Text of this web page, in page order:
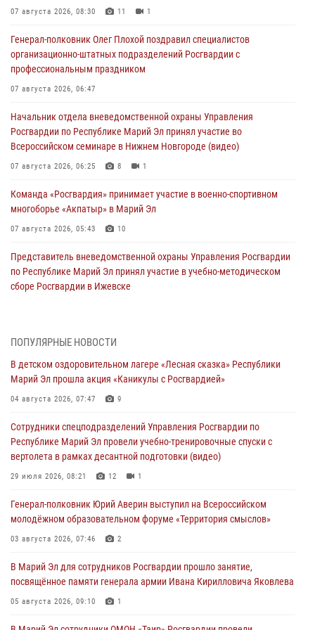
07 августа 2026, 08:30 11 1
Генерал-полковник Олег Плохой поздравил специалистов
организационно-штатных подразделений Росгвардии с
профессиональным праздником
07 августа 2026, 06:47
Начальник отдела вневедомственной охраны Управления
Росгвардии по Республике Марий Эл принял участие во
Всероссийском семинаре в Нижнем Новгороде (видео)
07 августа 2026, 06:25 8 1
Команда «Росгвардия» принимает участие в военно-спортивном
многоборье «Акпатыр» в Марий Эл
07 августа 2026, 05:43 10
Представитель вневедомственной охраны Управления Росгвардии
по Республике Марий Эл принял участие в учебно-методическом
сборе Росгвардии в Ижевске
провели более 90 проверок мест хранения гражданского оружия
06 августа 2026, 08:00
В Марий Эл сотрудники вневедомственной охраны Росгвардии за
05 августа 2026, 09:44
В Марий Эл для сотрудников Росгвардии прошло занятие,
посвящённое памяти генерала армии Ивана Кирилловича Яковлева
В детском оздоровительном лагере «Лесная сказка» Республики
Марий Эл прошла акция «Каникулы с Росгвардией»
Сотрудники Центра лицензионно-разрешительной работы
Управления Росгвардии по Республике Марий Эл приняли участие в
ПОПУЛЯРНЫЕ НОВОСТИ
В детском оздоровительном лагере «Лесная сказка» Республики
Марий Эл прошла акция «Каникулы с Росгвардией»
04 августа 2026, 07:47 9
Сотрудники спецподразделений Управления Росгвардии по
Республике Марий Эл провели учебно-тренировочные спуски с
вертолета в рамках десантной подготовки (видео)
29 июля 2026, 08:21 12 1
Генерал-полковник Юрий Аверин выступил на Всероссийском
молодёжном образовательном форуме «Территория смыслов»
03 августа 2026, 07:46 2
В Марий Эл для сотрудников Росгвардии прошло занятие,
посвящённое памяти генерала армии Ивана Кирилловича Яковлева
05 августа 2026, 09:10 1